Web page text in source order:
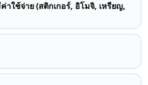
าใช้จ่าย (สติกเกอร์, อิโมจิ, เหรียญ,